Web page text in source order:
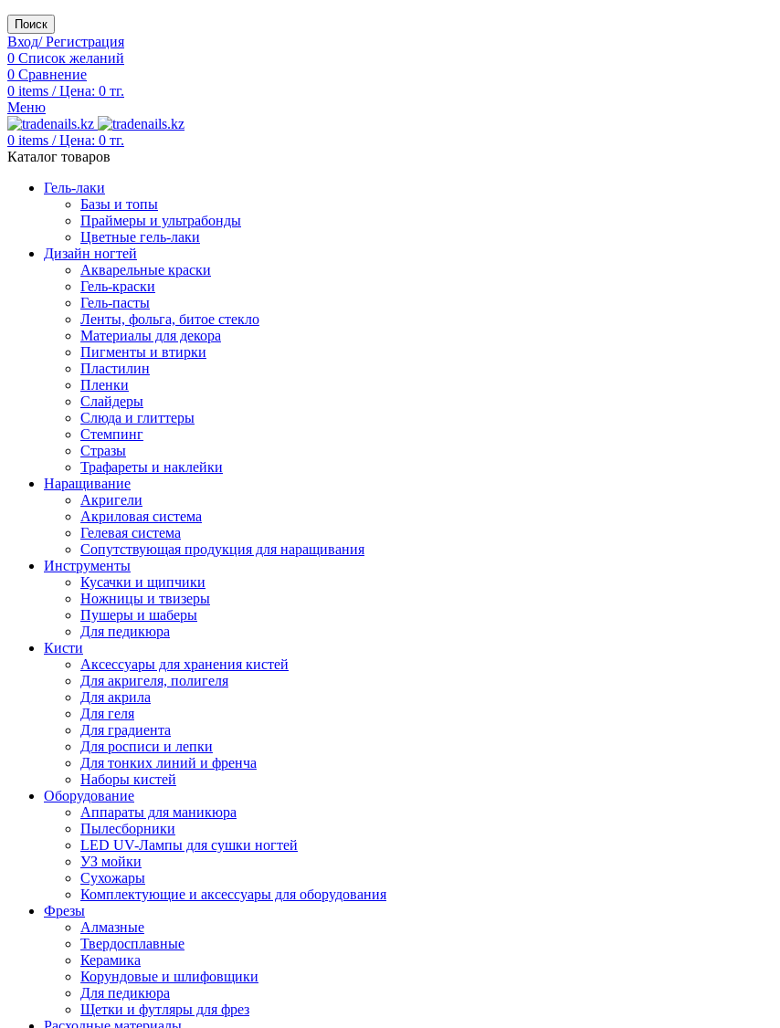
Поиск
Вход/ Регистрация
0 Список желаний
0 Сравнение
0 items / Цена: 0 тг.
Меню
0 items / Цена: 0 тг.
Каталог товаров
Гель-лаки
Базы и топы
Праймеры и ультрабонды
Цветные гель-лаки
Дизайн ногтей
Акварельные краски
Гель-краски
Гель-пасты
Ленты, фольга, битое стекло
Материалы для декора
Пигменты и втирки
Пластилин
Пленки
Слайдеры
Слюда и глиттеры
Стемпинг
Стразы
Трафареты и наклейки
Наращивание
Акригели
Акриловая система
Гелевая система
Сопутствующая продукция для наращивания
Инструменты
Кусачки и щипчики
Ножницы и твизеры
Пушеры и шаберы
Для педикюра
Кисти
Аксессуары для хранения кистей
Для акригеля, полигеля
Для акрила
Для геля
Для градиента
Для росписи и лепки
Для тонких линий и френча
Наборы кистей
Оборудование
Аппараты для маникюра
Пылесборники
LED UV-Лампы для сушки ногтей
УЗ мойки
Сухожары
Комплектующие и аксессуары для оборудования
Фрезы
Алмазные
Твердосплавные
Керамика
Корундовые и шлифовщики
Для педикюра
Щетки и футляры для фрез